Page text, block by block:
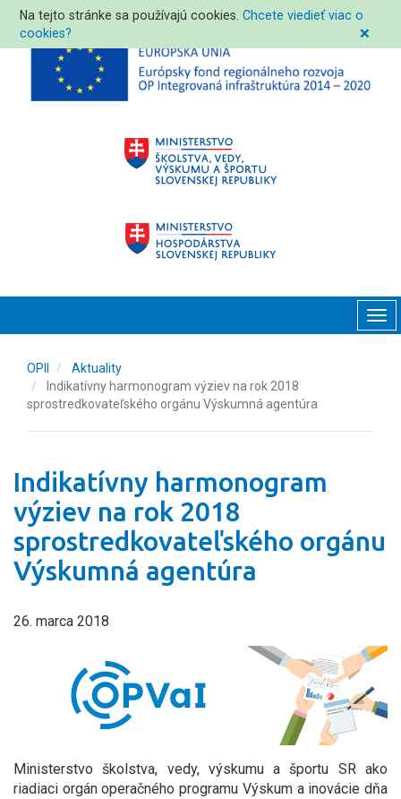
Na tejto stránke sa používajú cookies.Chcete viedieť viac o
cookies?
❌
OPII
Aktuality
Indikatívny harmonogram výziev na rok 2018
sprostredkovateľského orgánu Výskumná agentúra
Indikatívny harmonogram
výziev na rok 2018
sprostredkovateľského orgánu
Výskumná agentúra
26. marca 2018
Ministerstvo školstva, vedy, výskumu a športu SR ako
riadiaci orgán operačného programu Výskum a inovácie dňa